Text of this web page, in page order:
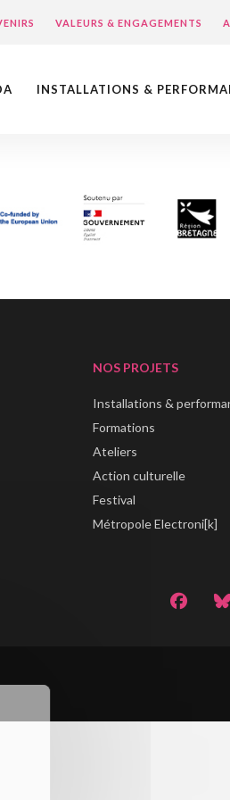
VALEURS & ENGAGEMENTS
INSTALLATIONS &
NOS PROJETS
Installations &
Formations
Ateliers
Action culturelle
Festival
Métropole Electroni[k]
expérience.